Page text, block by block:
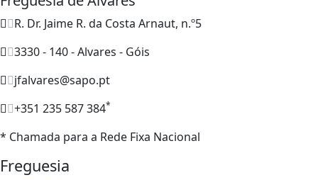
R. Dr. Jaime R. da Costa Arnaut, n.º5
3330 - 140 - Alvares - Góis
jfalvares@sapo.pt
+351 235 587 384*
* Chamada para a Rede Fixa Nacional
Freguesia